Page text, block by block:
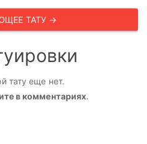
ТАТУ →
тату еще нет.
в комментариях.